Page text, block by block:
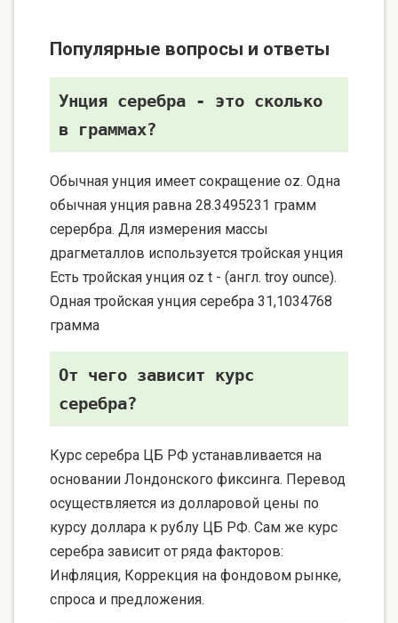
Популярные вопросы и ответы
Унция серебра - это сколько
в граммах?
Обычная унция имеет сокращение oz. Одна
обычная унция равна 28.3495231 грамм
серербра. Для измерения массы
драгметаллов используется тройская унция
Есть тройская унция oz t - (англ. troy ounce).
Одная тройская унция серебра 31,1034768
грамма
От чего зависит курс
серебра?
Курс серебра ЦБ РФ устанавливается на
основании Лондонского фиксинга. Перевод
осуществляется из долларовой цены по
курсу доллара к рублу ЦБ РФ. Сам же курс
серебра зависит от ряда факторов:
Инфляция, Коррекция на фондовом рынке,
спроса и предложения.